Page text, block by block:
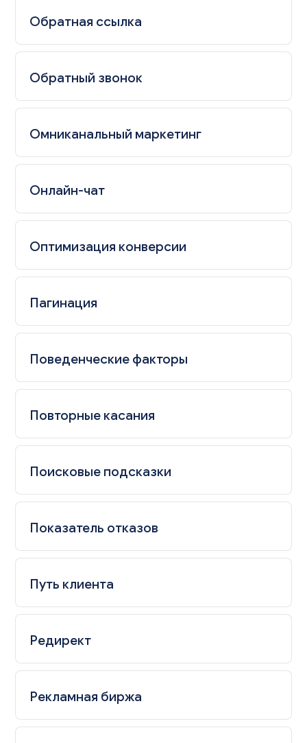
Обратная ссылка
Обратный звонок
Омниканальный маркетинг
Онлайн-чат
Оптимизация конверсии
Пагинация
Поведенческие факторы
Повторные касания
Поисковые подсказки
Показатель отказов
Путь клиента
Редирект
Рекламная биржа